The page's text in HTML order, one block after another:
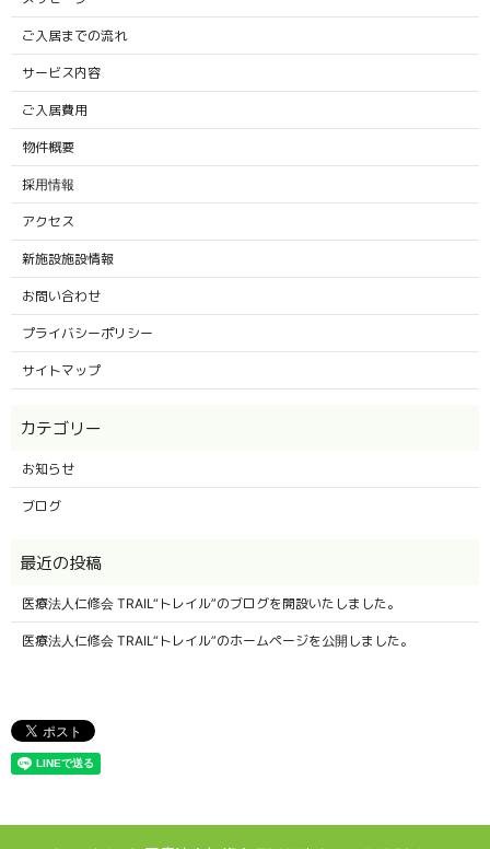
ご入居までの流れ
サービス内容
ご入居費用
物件概要
採用情報
アクセス
新施設施設情報
お問い合わせ
プライバシーポリシー
サイトマップ
お知らせ
ブログ
医療法人仁修会 TRAIL“トレイル”のブログを開設いたしました。
医療法人仁修会 TRAIL“トレイル”のホームページを公開しました。